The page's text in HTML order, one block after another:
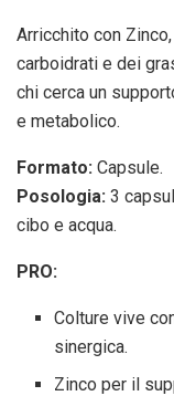
Arricchito con
carboidrati e dei
chi cerca un
e metabolico.
Formato: Capsule.
Posologia: 3
cibo e acqua.
PRO:
Colture vive
sinergica.
Zinco per il